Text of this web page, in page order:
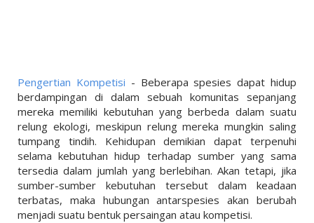
TEKNOLOGI
EKONOMI
OLAHRAGA
SOSIAL
ISLAM
Pengertian Kompetisi - Beberapa spesies dapat hidup
berdampingan di dalam sebuah komunitas sepanjang
mereka memiliki kebutuhan yang berbeda dalam suatu
relung ekologi, meskipun relung mereka mungkin saling
tumpang tindih. Kehidupan demikian dapat terpenuhi
selama kebutuhan hidup terhadap sumber yang sama
tersedia dalam jumlah yang berlebihan. Akan tetapi, jika
sumber-sumber kebutuhan tersebut dalam keadaan
terbatas, maka hubungan antarspesies akan berubah
menjadi suatu bentuk persaingan atau kompetisi.